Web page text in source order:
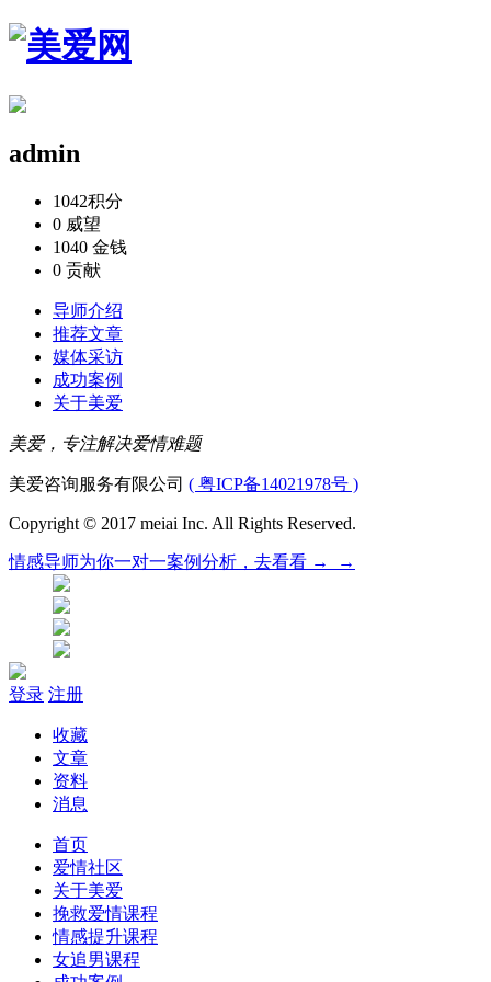
admin
1042积分
0 威望
1040 金钱
0 贡献
导师介绍
推荐文章
媒体采访
成功案例
关于美爱
美爱，专注解决爱情难题
美爱咨询服务有限公司 ( 粤ICP备14021978号 )
Copyright © 2017 meiai Inc. All Rights Reserved.
情感导师为你一对一案例分析， 去看看 →_→
登录 注册
收藏
文章
资料
消息
首页
爱情社区
关于美爱
挽救爱情课程
情感提升课程
女追男课程